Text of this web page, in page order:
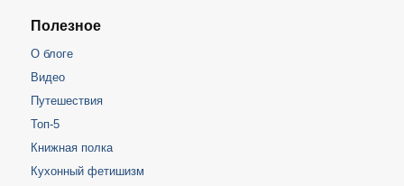
Полезное
О блоге
Видео
Путешествия
Топ-5
Книжная полка
Кухонный фетишизм